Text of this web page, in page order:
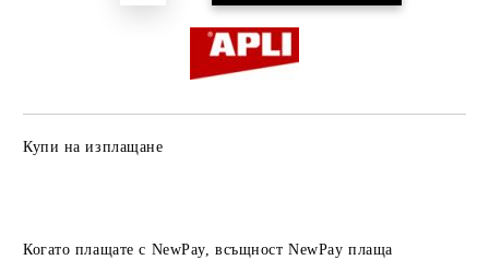
Купи на изплащане
Когато плащате с NewPay, всъщност NewPay плаща